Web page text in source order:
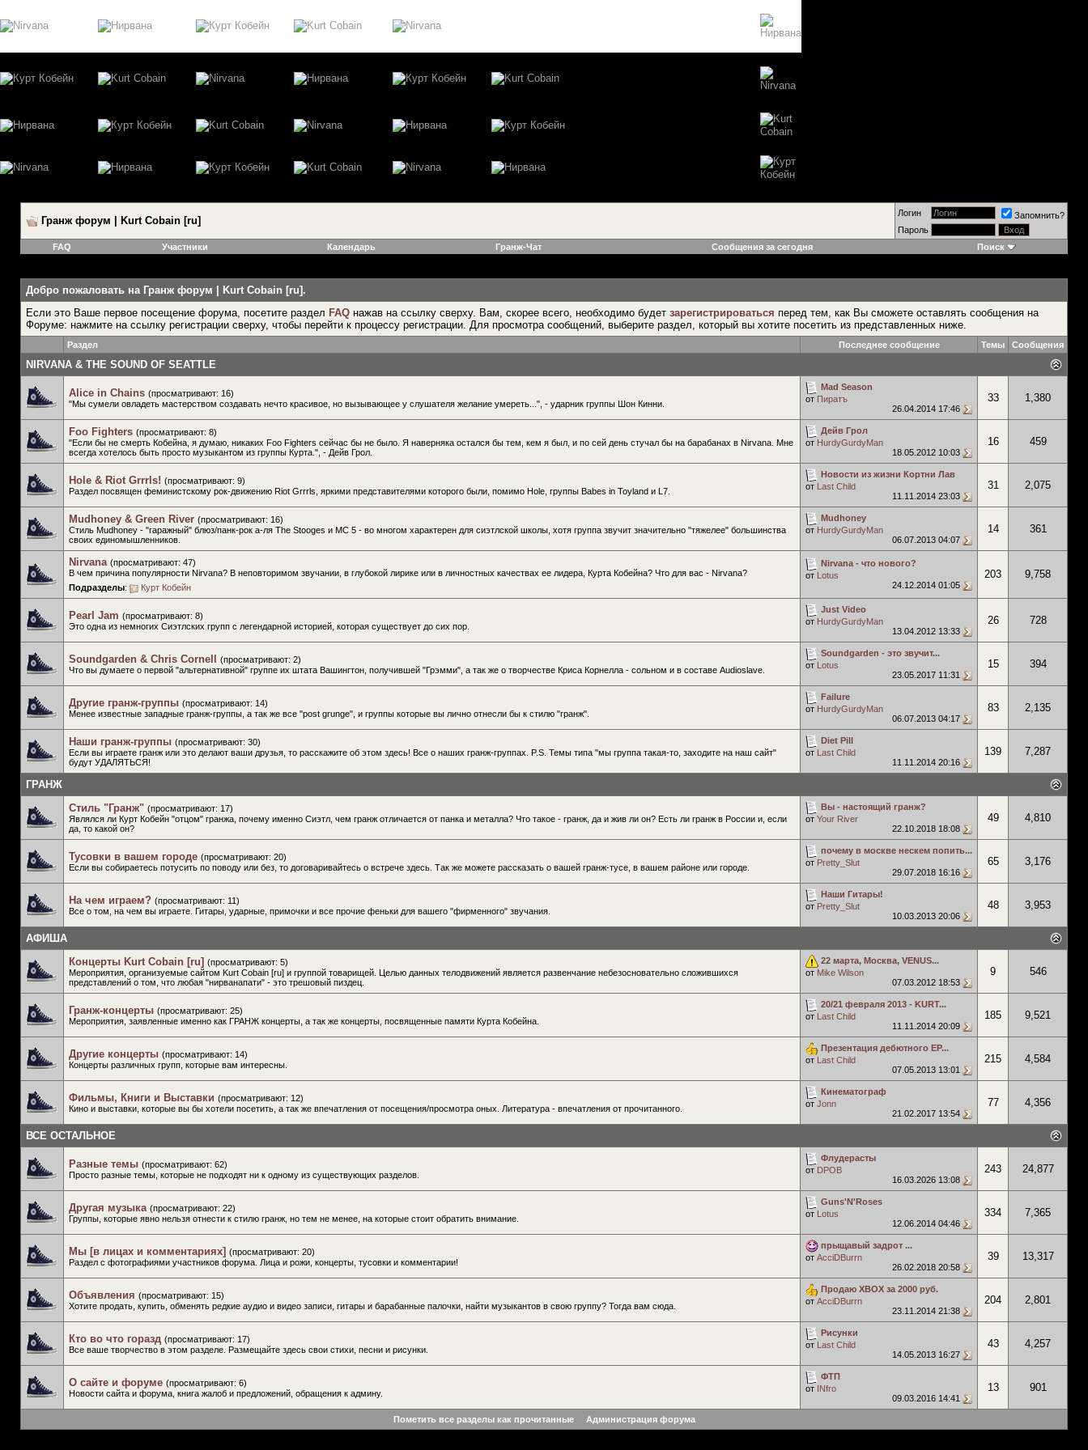
Гранж форум | Kurt Cobain [ru]
Логин
Запомнить?
Пароль
FAQ
Участники Календарь Гранж-Чат Сообщения за сегодня Поиск
Добро пожаловать на Гранж форум | Kurt Cobain [ru].
Если это Ваше первое посещение форума, посетите раздел FAQ нажав на ссылку сверху. Вам, скорее всего, необходимо будет зарегистрироваться перед тем, как Вы сможете оставлять сообщения на
Форуме: нажмите на ссылку регистрации сверху, чтобы перейти к процессу регистрации. Для просмотра сообщений, выберите раздел, который вы хотите посетить из представленных ниже.
Раздел Последнее сообщение Темы Сообщения
NIRVANA & THE SOUND OF SEATTLE
Alice in Chains (просматривают: 16)
"Мы сумели овладеть мастерством создавать нечто красивое, но вызывающее у слушателя желание умереть...", - ударник группы Шон Кинни.
Mad Season
от Пиратъ
26.04.2014 17:46
33 1,380
Foo Fighters (просматривают: 8)
"Если бы не смерть Кобейна, я думаю, никаких Foo Fighters сейчас бы не было. Я наверняка остался бы тем, кем я был, и по сей день стучал бы на барабанах в Nirvana. Мне
всегда хотелось быть просто музыкантом из группы Курта.", - Дейв Грол.
Дейв Грол
от HurdyGurdyMan
18.05.2012 10:03
16 459
Hole & Riot Grrrls! (просматривают: 9)
Раздел посвящен феминистскому рок-движению Riot Grrrls, яркими представителями которого были, помимо Hole, группы Babes in Toyland и L7.
Новости из жизни Кортни Лав
от Last Child
11.11.2014 23:03
31 2,075
Mudhoney & Green River (просматривают: 16)
Стиль Mudhoney - "гаражный" блюз/панк-рок а-ля The Stooges и МС 5 - во многом характерен для сиэтлской школы, хотя группа звучит значительно "тяжелее" большинства
своих единомышленников.
Mudhoney
от HurdyGurdyMan
06.07.2013 04:07
14 361
Nirvana (просматривают: 47)
В чем причина популярности Nirvana? В неповторимом звучании, в глубокой лирике или в личностных качествах ее лидера, Курта Кобейна? Что для вас - Nirvana?
Подразделы: Курт Кобейн
Nirvana - что нового?
от Lotus
24.12.2014 01:05
203 9,758
Pearl Jam (просматривают: 8)
Это одна из немногих Сиэтлских групп с легендарной историей, которая существует до сих пор.
Just Video
от HurdyGurdyMan
13.04.2012 13:33
26 728
Soundgarden & Chris Cornell
(просматривают: 2)
Что вы думаете о первой "альтернативной" группе их штата Вашингтон, получившей "Грэмми", а так же о творчестве Криса Корнелла - сольном и в составе Audioslave.
Soundgarden - это звучит...
от Lotus
23.05.2017 11:31
15 394
Другие гранж-группы (просматривают: 14)
Менее известные западные гранж-группы, а так же все "post grunge", и группы которые вы лично отнесли бы к стилю "гранж".
Failure
от HurdyGurdyMan
06.07.2013 04:17
83 2,135
Наши гранж-группы (просматривают: 30)
Если вы играете гранж или это делают ваши друзья, то расскажите об этом здесь! Все о наших гранж-группах. P.S. Темы типа "мы группа такая-то, заходите на наш сайт"
будут УДАЛЯТЬСЯ!
Diet Pill
от Last Child
11.11.2014 20:16
139 7,287
ГРАНЖ
Стиль "Гранж" (просматривают: 17)
Являлся ли Курт Кобейн "отцом" гранжа, почему именно Сиэтл, чем гранж отличается от панка и металла? Что такое - гранж, да и жив ли он? Есть ли гранж в России и, если
да, то какой он?
Вы - настоящий гранж?
от Your River
22.10.2018 18:08
49 4,810
Тусовки в вашем городе (просматривают: 20)
Если вы собираетесь потусить по поводу или без, то договаривайтесь о встрече здесь. Так же можете рассказать о вашей гранж-тусе, в вашем районе или городе.
почему в москве нескем попить...
от Pretty_Slut
29.07.2018 16:16
65 3,176
На чем играем? (просматривают: 11)
Все о том, на чем вы играете. Гитары, ударные, примочки и все прочие феньки для вашего "фирменного" звучания.
Наши Гитары!
от Pretty_Slut
10.03.2013 20:06
48 3,953
АФИША
Концерты Kurt Cobain [ru] (просматривают: 5)
Мероприятия, организуемые сайтом Kurt Cobain [ru] и группой товарищей. Целью данных телодвижений является развенчание небезосновательно сложившихся
представлений о том, что любая "нирванапати" - это трешовый пиздец.
22 марта, Москва, VENUS...
от Mike Wilson
07.03.2012 18:53
9 546
Гранж-концерты (просматривают: 25)
Мероприятия, заявленные именно как ГРАНЖ концерты, а так же концерты, посвященные памяти Курта Кобейна.
20/21 февраля 2013 - KURT...
от Last Child
11.11.2014 20:09
185 9,521
Другие концерты (просматривают: 14)
Концерты различных групп, которые вам интересны.
Презентация дебютного EP...
от Last Child
07.05.2013 13:01
215 4,584
Фильмы, Книги и Выставки (просматривают: 12)
Кино и выставки, которые вы бы хотели посетить, а так же впечатления от посещения/просмотра оных. Литература - впечатления от прочитанного.
Кинематограф
от Jonn
21.02.2017 13:54
77 4,356
ВСЕ ОСТАЛЬНОЕ
Разные темы (просматривают: 62)
Просто разные темы, которые не подходят ни к одному из существующих разделов.
Флудерасты
от DPOB
16.03.2026 13:08
243 24,877
Другая музыка (просматривают: 22)
Группы, которые явно нельзя отнести к стилю гранж, но тем не менее, на которые стоит обратить внимание.
Guns'N'Roses
от Lotus
12.06.2014 04:46
334 7,365
Мы [в лицах и комментариях] (просматривают: 20)
Раздел с фотографиями участников форума. Лица и рожи, концерты, тусовки и комментарии!
прыщавый задрот ...
от AcciDBurrn
26.02.2018 20:58
39 13,317
Объявления (просматривают: 15)
Хотите продать, купить, обменять редкие аудио и видео записи, гитары и барабанные палочки, найти музыкантов в свою группу? Тогда вам сюда.
Продаю XBOX за 2000 руб.
от AcciDBurrn
23.11.2014 21:38
204 2,801
Кто во что горазд (просматривают: 17)
Все ваше творчество в этом разделе. Размещайте здесь свои стихи, песни и рисунки.
Рисунки
от Last Child
14.05.2013 16:27
43 4,257
О сайте и форуме (просматривают: 6)
Новости сайта и форума, книга жалоб и предложений, обращения к админу.
ФТП
от INfro
09.03.2016 14:41
13 901
Пометить все разделы как прочитанные Администрация форума